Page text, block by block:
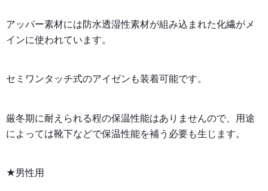
アッパー素材には防水透湿性素材が組み込まれた化繊がメ
インに使われています。
セミワンタッチ式のアイゼンも装着可能です。
厳冬期に耐えられる程の保温性能はありませんので、用途
によっては靴下などで保温性能を補う必要も生じます。
★男性用